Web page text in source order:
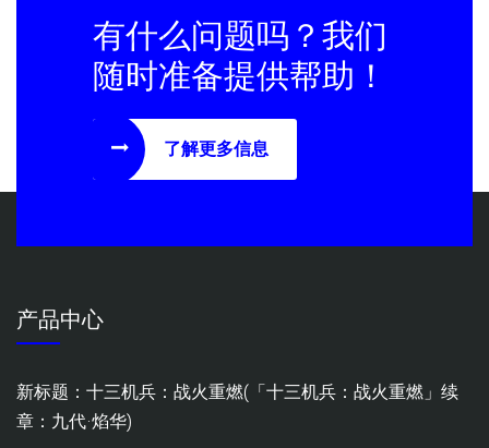
有什么问题吗？我们
随时准备提供帮助！
了解更多信息
产品中心
新标题：十三机兵：战火重燃(「十三机兵：战火重燃」续
章：九代·焰华)